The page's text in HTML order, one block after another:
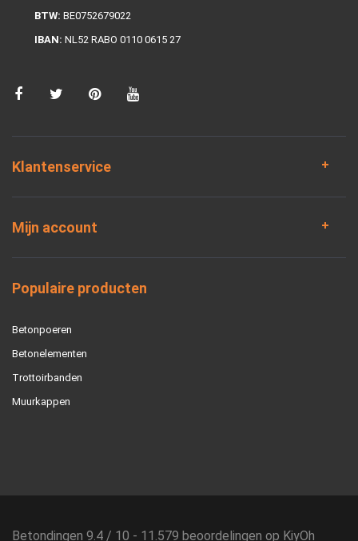
BTW: BE0752679022
IBAN: NL52 RABO 0110 0615 27
Klantenservice
Mijn account
Populaire producten
Betonpoeren
Betonelementen
Trottoirbanden
Muurkappen
Betondingen 9.4 / 10 - 11.579 beoordelingen op KiyOh